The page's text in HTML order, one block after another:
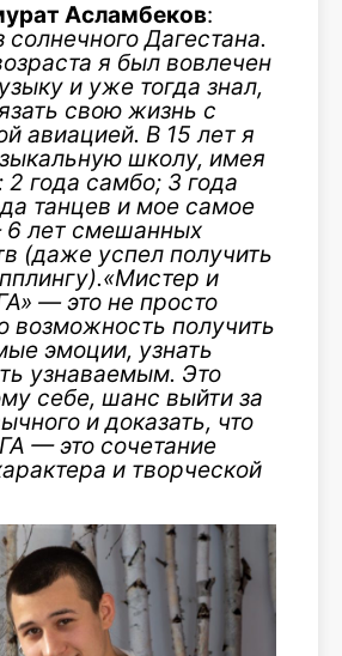
Асламбеков:
солнечного Дагестана.
я был вовлечен
и уже тогда знал,
свою жизнь с
авиацией. В 15 лет я
школу, имея
2 года самбо; 3 года
танцев и мое самое
лет смешанных
(даже успел получить
и
— это не просто
возможность получить
эмоции, узнать
узнаваемым. Это
себе, шанс выйти за
и доказать, что
— это сочетание
и творческой